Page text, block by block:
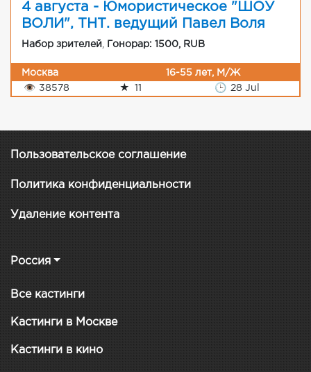
4 августа - Юмористическое "ШОУ
ВОЛИ", ТНТ. ведущий Павел Воля
Набор зрителей Гонорар: 1500, RUB
Москва
16-55 лет, М/Ж
👁 38578 ★ 11 🕒 28 Jul
Пользовательское соглашение
Политика конфиденциальности
Удаление контента
Россия
Все кастинги
Кастинги в Москве
Кастинги в кино